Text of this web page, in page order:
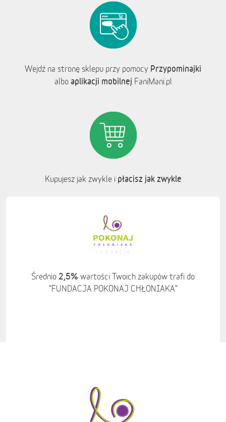
Wejdź na stronę sklepu przy pomocy Przypominajki
albo aplikacji mobilnej FaniMani.pl
Kupujesz jak zwykle i płacisz jak zwykle
Średnio 2,5% wartości Twoich zakupów trafi do
"FUNDACJA POKONAJ CHŁONIAKA"